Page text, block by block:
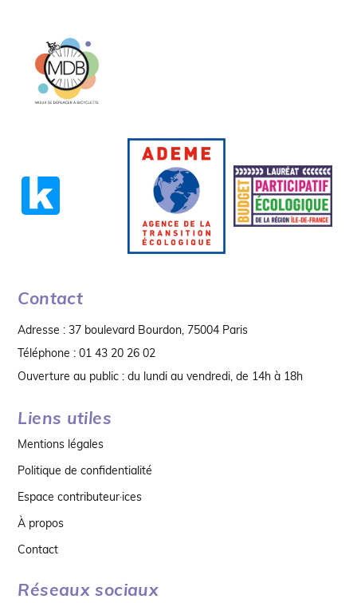
Contact
Adresse : 37 boulevard Bourdon, 75004 Paris
Téléphone : 01 43 20 26 02
Ouverture au public : du lundi au vendredi, de 14h à 18h
Liens utiles
Mentions légales
Politique de confidentialité
Espace contributeur·ices
À propos
Contact
Réseaux sociaux